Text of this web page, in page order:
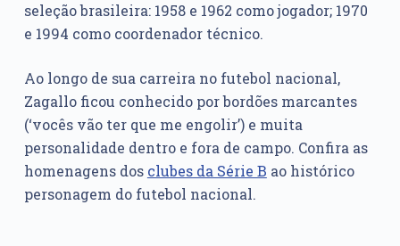
seleção brasileira: 1958 e 1962 como jogador; 1970
e 1994 como coordenador técnico.
Ao longo de sua carreira no futebol nacional,
Zagallo ficou conhecido por bordões marcantes
(‘vocês vão ter que me engolir’) e muita
personalidade dentro e fora de campo. Confira as
homenagens dos clubes da Série B ao histórico
personagem do futebol nacional.